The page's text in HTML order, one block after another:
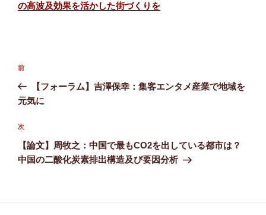
の高波及効果を活かした街づくりを
投
ナ
ゲ
ー
シ
前
の
投
前
【フォーラム】吉澤保幸：集客エンタメ産業で地域を
元気に
次
の
投
次
【論文】周牧之：中国で最もCO2を出している都市は？
中国の二酸化炭素排出構造及び要因分析